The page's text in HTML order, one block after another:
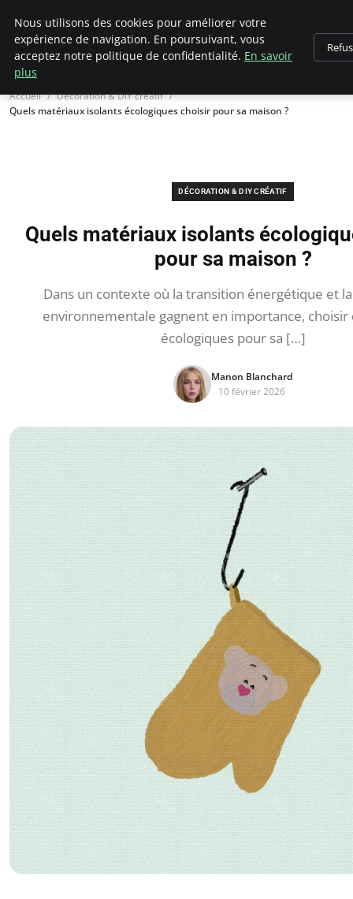
Bricoler Comme Un Pro
Accueil
Décoration & DIY créatif
Quels matériaux isolants écologiques choisir pour sa maison ?
DÉCORATION & DIY CRÉATIF
Quels matériaux isolants
pour sa maison ?
Dans un contexte où la transition énergétique et
environnementale gagnent en importance, choisir
écologiques pour sa […]
Manon Blanchard
10 février 2026
Nous utilisons des cookies pour améliorer votre
expérience de navigation. En poursuivant, vous
acceptez notre politique de confidentialité. En savoir
plus